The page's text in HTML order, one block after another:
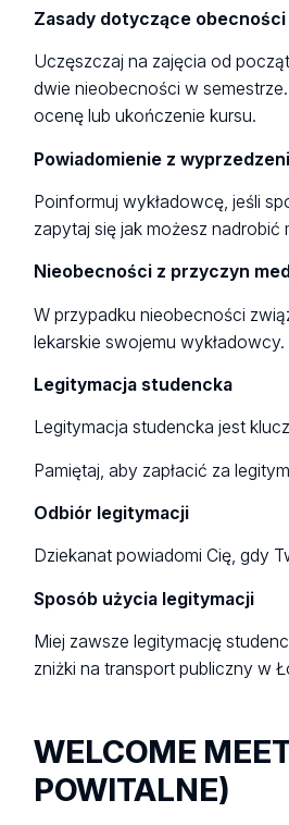
Zasady dotyczące obecności
Uczęszczaj na zajęcia od
dwie nieobecności w
ocenę lub ukończenie kursu.
Powiadomienie z
Poinformuj wykładowcę, jeśli
zapytaj się jak możesz nadrobić
Nieobecności z przyczyn
W przypadku nieobecności
lekarskie swojemu wykładowcy.
Legitymacja studencka
Legitymacja studencka jest
Pamiętaj, aby zapłacić za
Odbiór legitymacji
Dziekanat powiadomi Cię, gdy
Sposób użycia legitymacji
Miej zawsze legitymację
zniżki na transport publiczny w
WELCOME
POWITALNE)